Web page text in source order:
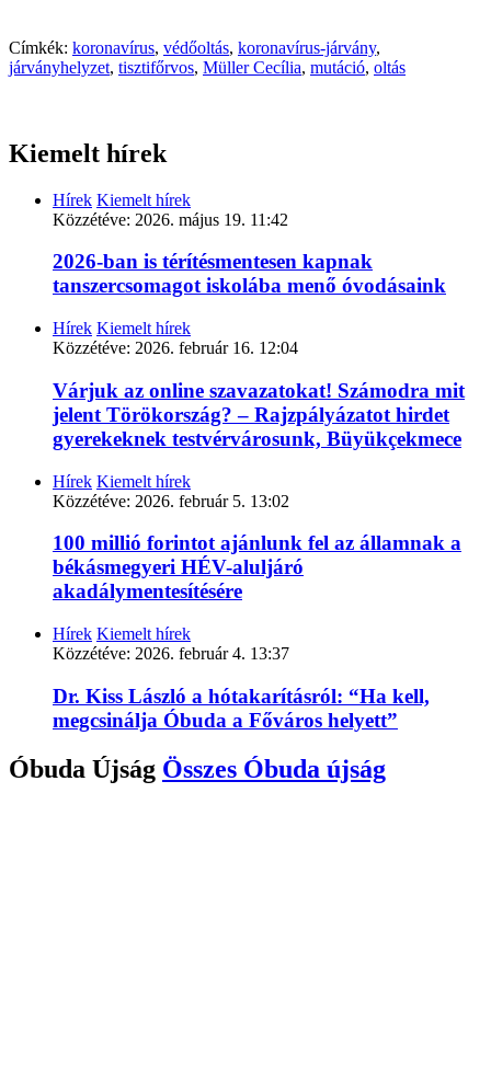
Címkék: koronavírus, védőoltás, koronavírus-járvány,
járványhelyzet, tisztifőrvos, Müller Cecília, mutáció, oltás
Kiemelt hírek
Hírek Kiemelt hírek
Közzétéve: 2026. május 19. 11:42
2026-ban is térítésmentesen kapnak
tanszercsomagot iskolába menő óvodásaink
Hírek Kiemelt hírek
Közzétéve: 2026. február 16. 12:04
Várjuk az online szavazatokat! Számodra mit
jelent Törökország? – Rajzpályázatot hirdet
gyerekeknek testvérvárosunk, Büyükçekmece
Hírek Kiemelt hírek
Közzétéve: 2026. február 5. 13:02
100 millió forintot ajánlunk fel az államnak a
békásmegyeri HÉV-aluljáró
akadálymentesítésére
Hírek Kiemelt hírek
Közzétéve: 2026. február 4. 13:37
Dr. Kiss László a hótakarításról: “Ha kell,
megcsinálja Óbuda a Főváros helyett”
Óbuda Újság Összes Óbuda újság